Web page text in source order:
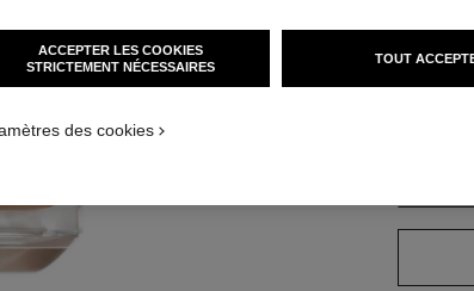
ACCEPTER LES COOKIES
STRICTEMENT NÉCESSAIRES
TOUT
des cookies